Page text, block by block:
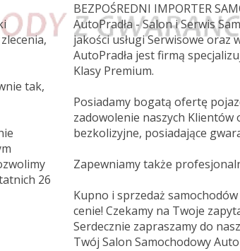
tak,
26
BEZPOŚREDNI IMPORTER
AutoPradła - Salon i Serwis
jakości usługi Serwisowe oraz
AutoPradła jest firmą
Klasy Premium.
Posiadamy bogatą ofertę
zadowolenie naszych
bezkolizyjne, posiadające
Zapewniamy także
Kupno i sprzedaż
cenie! Czekamy na Twoje
Serdecznie zapraszamy do
Twój Salon Samochodowy